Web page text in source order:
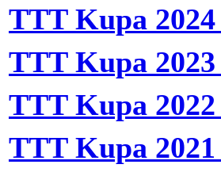
TTT Kupa
TTT Kupa
TTT Kupa
TTT Kupa 2021